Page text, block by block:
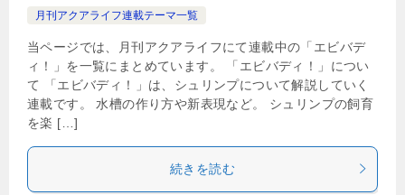
月刊アクアライフ連載テーマ一覧
当ページでは、月刊アクアライフにて連載中の「エビバデ
ィ！」を一覧にまとめています。 「エビバディ！」につい
て 「エビバディ！」は、シュリンプについて解説していく
連載です。 水槽の作り方や新表現など。 シュリンプの飼育
を楽 […]
続きを読む